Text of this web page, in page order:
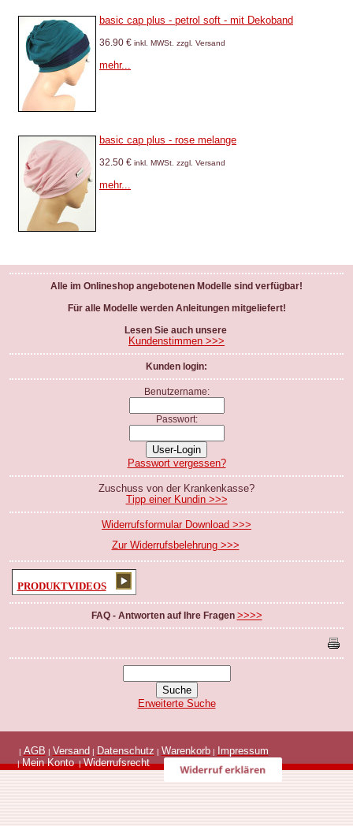
basic cap plus - petrol soft - mit Dekoband
36.90 € inkl. MWSt. zzgl. Versand
mehr...
basic cap plus - rose melange
32.50 € inkl. MWSt. zzgl. Versand
mehr...
Alle im Onlineshop angebotenen Modelle sind verfügbar!
Für alle Modelle werden Anleitungen mitgeliefert!
Lesen Sie auch unsere
Kundenstimmen >>>
Kunden login:
Benutzername:
Passwort:
Passwort vergessen?
Zuschuss von der Krankenkasse?
Tipp einer Kundin >>>
Widerrufsformular Download >>>
Zur Widerrufsbelehrung >>>
PRODUKTVIDEOS
FAQ - Antworten auf Ihre Fragen >>>>
Erweiterte Suche
| AGB | Versand | Datenschutz | Warenkorb| Impressum
|Mein Konto |Widerrufsrecht